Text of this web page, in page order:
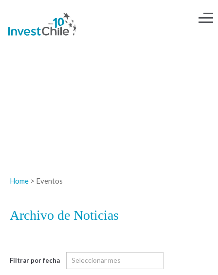
Home > Eventos
Archivo de Noticias
Filtrar por fecha